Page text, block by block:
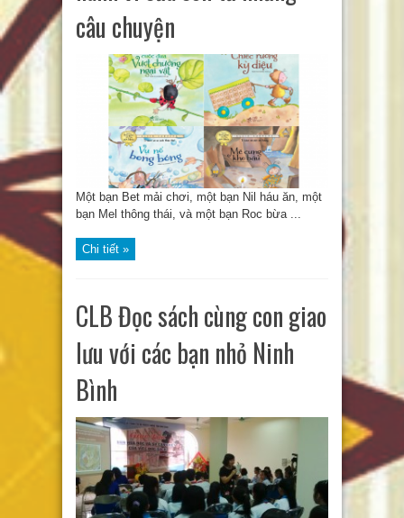
câu chuyện
Một bạn Bet mải chơi, một bạn Nil háu ăn, một
bạn Mel thông thái, và một bạn Roc bừa ...
Chi tiết »
CLB Đọc sách cùng con giao
lưu với các bạn nhỏ Ninh
Bình